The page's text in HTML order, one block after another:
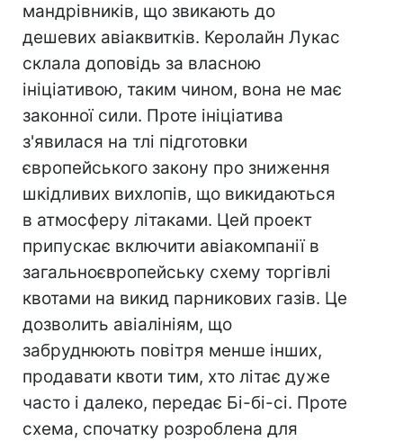
мандрівників, що звикають до
дешевих авіаквитків. Керолайн Лукас
склала доповідь за власною
ініціативою, таким чином, вона не має
законної сили. Проте ініціатива
з'явилася на тлі підготовки
європейського закону про зниження
шкідливих вихлопів, що викидаються
в атмосферу літаками. Цей проект
припускає включити авіакомпанії в
загальноєвропейську схему торгівлі
квотами на викид парникових газів. Це
дозволить авіалініям, що
забруднюють повітря менше інших,
продавати квоти тим, хто літає дуже
часто і далеко, передає Бі-бі-сі. Проте
схема, спочатку розроблена для